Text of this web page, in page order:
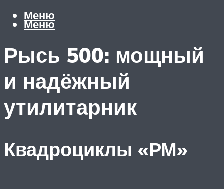
Меню
Меню
Рысь 500: мощный
и надёжный
утилитарник
Квадроциклы «РМ»